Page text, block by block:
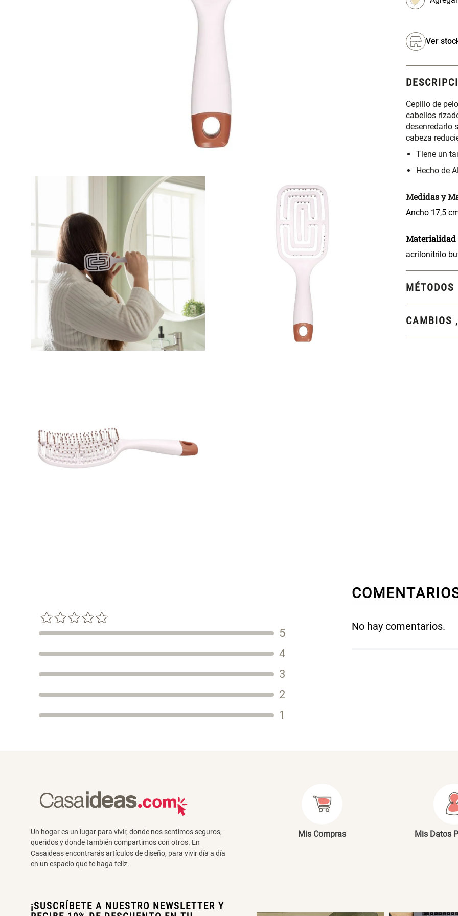
Ver
Cepillo de
cabellos
desenredarlo
cabeza
Tiene un
Hecho de
Medidas y
Ancho 17,5
Materialidad
acrilonitrilo
CAMBIOS
5
4
3
2
1
No hay comentarios.
Un hogar es un lugar para vivir, donde nos sentimos seguros,
queridos y donde también compartimos con otros. En
Casaideas encontrarás artículos de diseño, para vivir día a día
en un espacio que te haga feliz.
¡SUSCRÍBETE A NUESTRO NEWSLETTER Y
Mis Compras Mis Datos